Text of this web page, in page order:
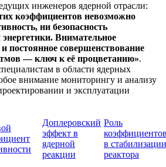
инженеров ядерной отрасли:
коэффициентов невозможно
ни безопасность
Внимательное
постоянное совершенствование
— ключ к её процветанию».
в области ядерных
внимание мониторингу и анализу
и эксплуатации
Доплеровский
эффект в
ядерной
реакции
Роль
в стабилизации
реактора